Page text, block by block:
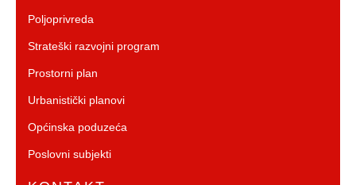
Poljoprivreda
Strateški razvojni program
Prostorni plan
Urbanistički planovi
Općinska poduzeća
Poslovni subjekti